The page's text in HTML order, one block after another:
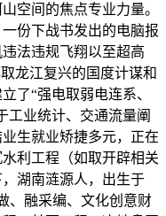
空间的焦点专业力量。
份下战书发出的电脑报
法违规飞翔以至超高
龙江复兴的国度计谋和
了“强电取弱电连系、
工业统计、交通流量阐
生就业矫捷多元，正在
利工程（如取开辟相关
湖南涟源人，出生于
、融采编、文化创意财